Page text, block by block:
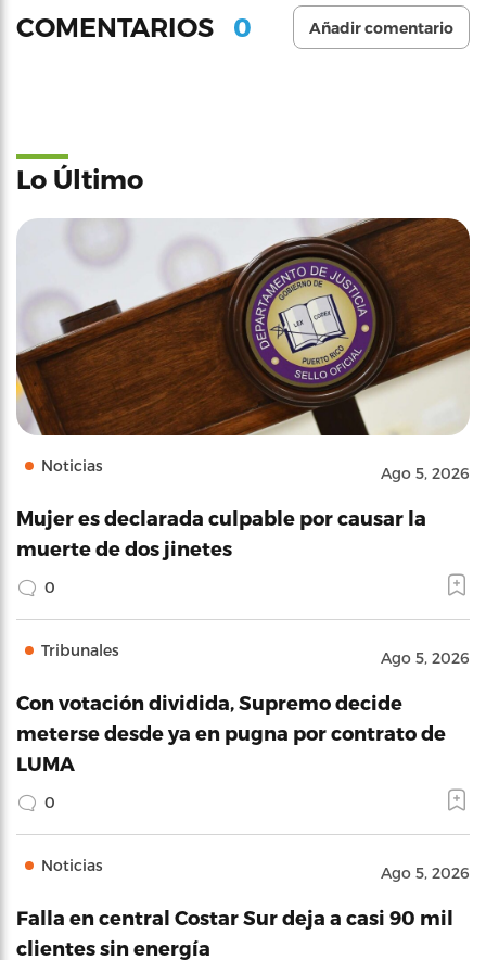
COMENTARIOS 0 Añadir comentario
Lo Último
Noticias Ago 5, 2026
Mujer es declarada culpable por causar la
muerte de dos jinetes
0
Tribunales Ago 5, 2026
Con votación dividida, Supremo decide
meterse desde ya en pugna por contrato de
LUMA
0
Noticias Ago 5, 2026
Falla en central Costar Sur deja a casi 90 mil
clientes sin energía